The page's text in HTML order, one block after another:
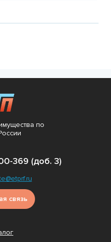
по
369 (доб. 3)
связь